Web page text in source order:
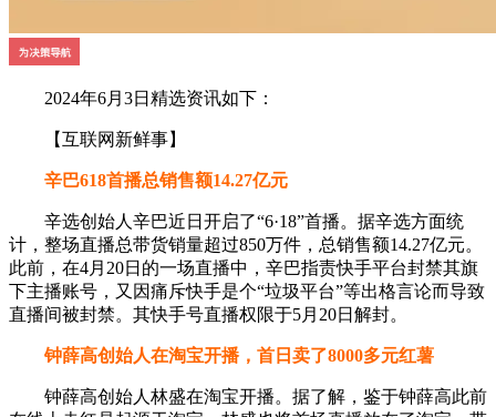
2024年6月3日精选资讯如下：
【互联网新鲜事】
辛巴618首播总销售额14.27亿元
辛选创始人辛巴近日开启了“6·18”首播。据辛选方面统
计，整场直播总带货销量超过850万件，总销售额14.27亿元。
此前，在4月20日的一场直播中，辛巴指责快手平台封禁其旗
下主播账号，又因痛斥快手是个“垃圾平台”等出格言论而导致
直播间被封禁。其快手号直播权限于5月20日解封。
钟薛高创始人在淘宝开播，首日卖了8000多元红薯
钟薛高创始人林盛在淘宝开播。据了解，鉴于钟薛高此前